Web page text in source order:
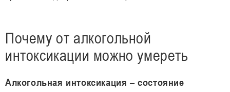
Почему от алкогольной
интоксикации можно умереть
Алкогольная интоксикация – состояние